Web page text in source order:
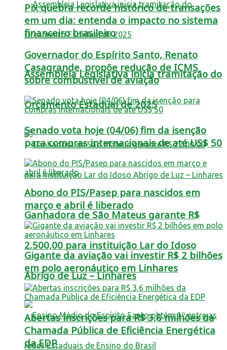
Assembleia Legislativa inicia tramitação do
Orçamento Estadual de 2025
Ganhadora de São Mateus garante R$
2.500,00 para instituição Lar do Idoso
Abrigo de Luz – Linhares
Pix quebra recorde histórico de transações
em um dia: entenda o impacto no sistema
financeiro brasileiro
Governador do Espírito Santo, Renato
Casagrande, propõe redução de ICMS
sobre combustível de aviação
Senado vota hoje (04/06) fim da isenção
para compras internacionais de até US$ 50
Abono do PIS/Pasep para nascidos em
março e abril é liberado
Gigante da aviação vai investir R$ 2 bilhões
em polo aeronáutico em Linhares
Abertas inscrições para R$ 3,6 milhões da
Chamada Pública de Eficiência Energética
da EDP